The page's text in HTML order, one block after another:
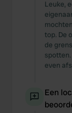
Leuke,
top. De
de
even
Een